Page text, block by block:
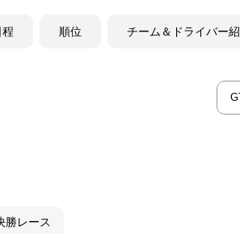
程 順位 チーム＆ドライバー
勝レース